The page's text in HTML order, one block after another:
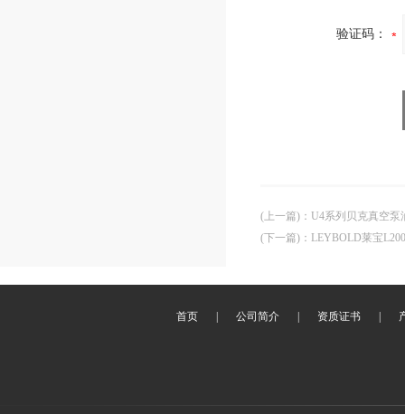
验证码：
(上一篇) ： U4系列贝克真空泵
(下一篇) ： LEYBOLD莱宝
首页 公司简介 资质证书